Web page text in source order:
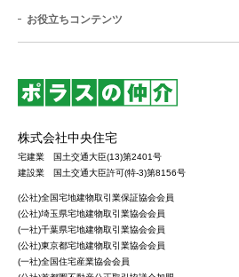
お役立ちコンテンツ
株式会社中央住宅
宅建業 国土交通大臣(13)第2401号
建設業 国土交通大臣許可(特-3)第8156号
(公社)全国宅地建物取引業保証協会会員
(公社)埼玉県宅地建物取引業協会会員
(一社)千葉県宅地建物取引業協会会員
(公社)東京都宅地建物取引業協会会員
(一社)全国住宅産業協会会員